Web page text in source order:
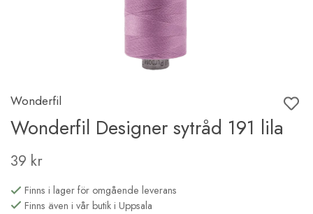
Wonderfil
Wonderfil Designer sytråd 191 lila
39 kr
Finns i lager för omgående leverans
Finns även i vår butik i Uppsala